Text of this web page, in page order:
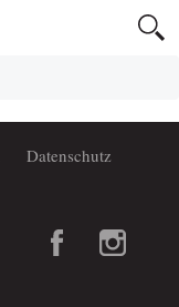
Datenschutz